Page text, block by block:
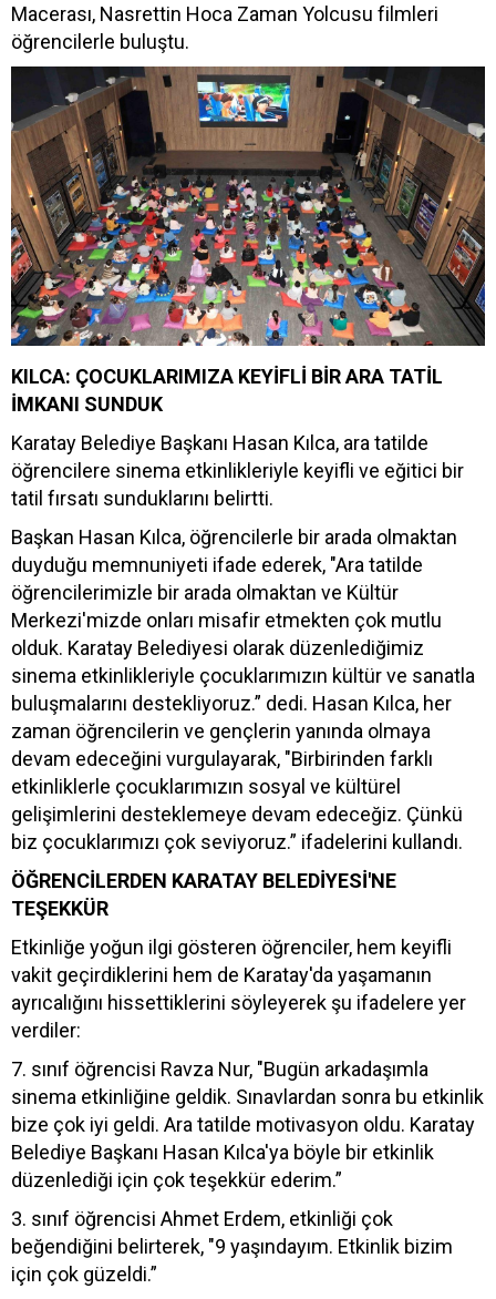
Macerası, Nasrettin Hoca Zaman Yolcusu filmleri
öğrencilerle buluştu.
KILCA: ÇOCUKLARIMIZA KEYİFLİ BİR ARA TATİL
İMKANI SUNDUK
Karatay Belediye Başkanı Hasan Kılca, ara tatilde
öğrencilere sinema etkinlikleriyle keyifli ve eğitici bir
tatil fırsatı sunduklarını belirtti.
Başkan Hasan Kılca, öğrencilerle bir arada olmaktan
duyduğu memnuniyeti ifade ederek, "Ara tatilde
öğrencilerimizle bir arada olmaktan ve Kültür
Merkezi'mizde onları misafir etmekten çok mutlu
olduk. Karatay Belediyesi olarak düzenlediğimiz
sinema etkinlikleriyle çocuklarımızın kültür ve sanatla
buluşmalarını destekliyoruz.” dedi. Hasan Kılca, her
zaman öğrencilerin ve gençlerin yanında olmaya
devam edeceğini vurgulayarak, "Birbirinden farklı
etkinliklerle çocuklarımızın sosyal ve kültürel
gelişimlerini desteklemeye devam edeceğiz. Çünkü
biz çocuklarımızı çok seviyoruz.” ifadelerini kullandı.
ÖĞRENCİLERDEN KARATAY BELEDİYESİ'NE
TEŞEKKÜR
Etkinliğe yoğun ilgi gösteren öğrenciler, hem keyifli
vakit geçirdiklerini hem de Karatay'da yaşamanın
ayrıcalığını hissettiklerini söyleyerek şu ifadelere yer
verdiler:
7. sınıf öğrencisi Ravza Nur, "Bugün arkadaşımla
sinema etkinliğine geldik. Sınavlardan sonra bu etkinlik
bize çok iyi geldi. Ara tatilde motivasyon oldu. Karatay
Belediye Başkanı Hasan Kılca'ya böyle bir etkinlik
düzenlediği için çok teşekkür ederim.”
3. sınıf öğrencisi Ahmet Erdem, etkinliği çok
beğendiğini belirterek, "9 yaşındayım. Etkinlik bizim
için çok güzeldi.”